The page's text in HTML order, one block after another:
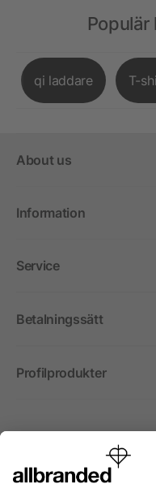
Populär
qi laddare T-
About us
Information
Service
Betalningssätt
Profilprodukter